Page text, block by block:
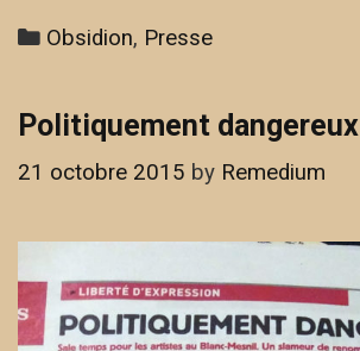
Categories
Obsidion, Presse
Politiquement dangereux
21 octobre 2015 by Remedium